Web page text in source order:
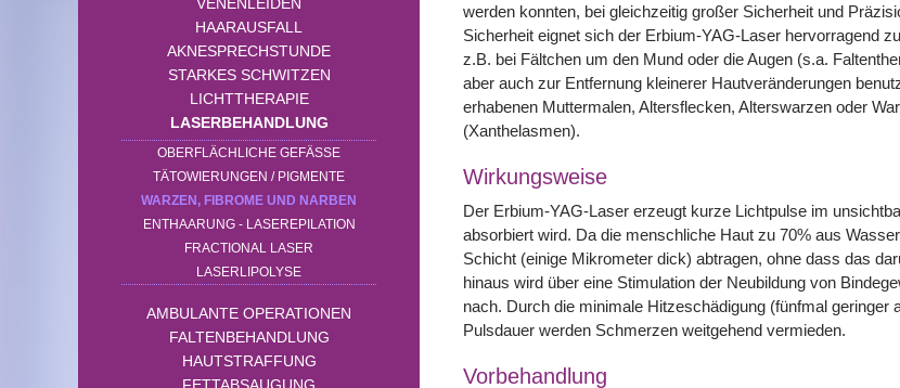
HAARAUSFALL
AKNESPRECHSTUNDE
STARKES SCHWITZEN
LICHTTHERAPIE
LASERBEHANDLUNG
OBERFLÄCHLICHE GEFÄSSE
TÄTOWIERUNGEN / PIGMENTE
WARZEN, FIBROME UND NARBEN
ENTHAARUNG - LASEREPILATION
FRACTIONAL LASER
LASERLIPOLYSE
AMBULANTE OPERATIONEN
FALTENBEHANDLUNG
HAUTSTRAFFUNG
werden konnten, bei gleichzeitig großer Sicherheit und
Sicherheit eignet sich der Erbium-YAG-Laser hervorragend
z.B. bei Fältchen um den Mund oder die Augen (s.a.
aber auch zur Entfernung kleinerer Hautveränderungen
erhabenen Muttermalen, Altersflecken, Alterswarzen oder
(Xanthelasmen).
Wirkungsweise
Der Erbium-YAG-Laser erzeugt kurze Lichtpulse im
absorbiert wird. Da die menschliche Haut zu 70% aus
Schicht (einige Mikrometer dick) abtragen, ohne dass das
hinaus wird über eine Stimulation der Neubildung von
nach. Durch die minimale Hitzeschädigung (fünfmal
Pulsdauer werden Schmerzen weitgehend vermieden.
Vorbehandlung